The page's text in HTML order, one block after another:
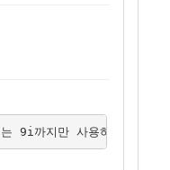
는 9i까지만 사용하고, 10g